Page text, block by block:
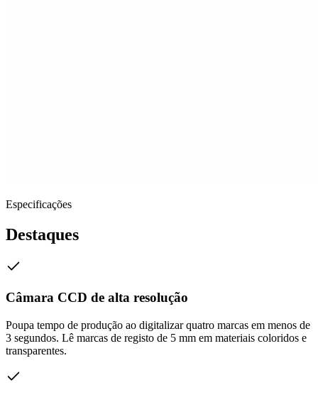
Especificações
Destaques
Câmara CCD de alta resolução
Poupa tempo de produção ao digitalizar quatro marcas em menos de
3 segundos. Lê marcas de registo de 5 mm em materiais coloridos e
transparentes.